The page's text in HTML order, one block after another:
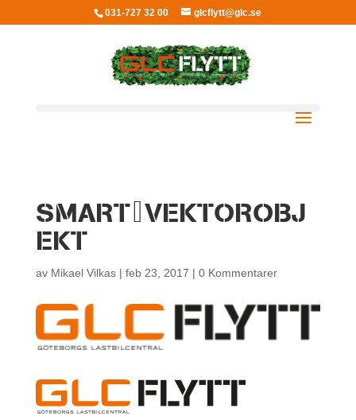
031-727 32 00 glcflytt@glc.se
SMART_VEKTOROBJ
EKT
av Mikael Vilkas| feb 23, 2017 | 0 Kommentarer